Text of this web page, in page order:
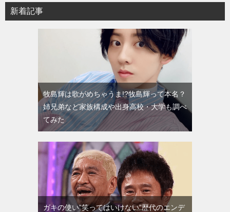
新着記事
牧島輝は歌がめちゃうま!?牧島輝って本名？
姉兄弟など家族構成や出身高校・大学も調べ
てみた
ガキの使い”笑ってはいけない”歴代のエンデ